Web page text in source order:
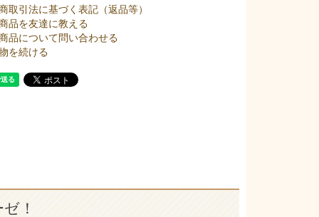
取引法に基づく表記（返品等）
品を友達に教える
品について問い合わせる
を続ける
！